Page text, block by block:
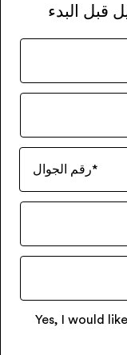
قبل البدء
رقم الجوال*
Yes, I would